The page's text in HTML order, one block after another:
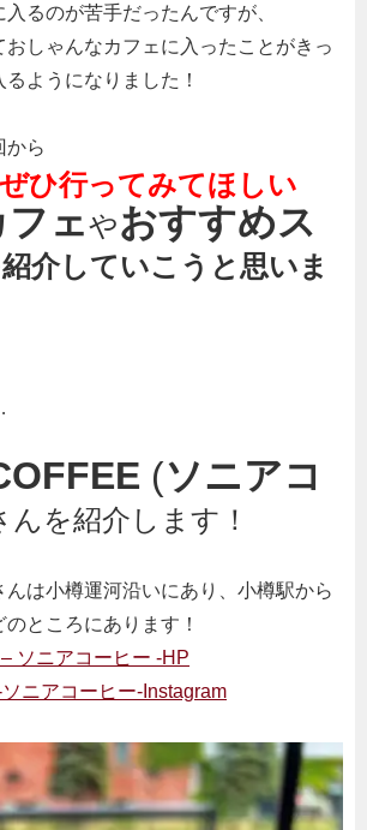
るのが苦手だったんですが、
しゃんなカフェに入ったことがきっ
ようになりました！
から
ひ行ってみてほしい
ェやおすすめス
介していこうと思いま
(ソニアコ
んを紹介します！
んは小樽運河沿いにあり、小樽駅から
ところにあります！
ソニアコーヒー -HP
ニアコーヒー-Instagram